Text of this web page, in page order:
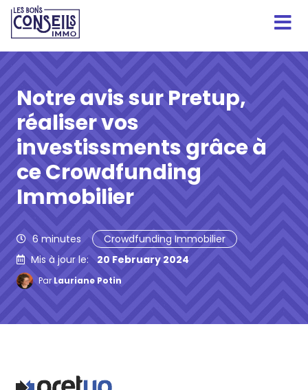
Notre avis sur Pretup,
réaliser vos
investissments grâce à
ce Crowdfunding
Immobilier
6 minutes
Crowdfunding Immobilier
Mis à jour le:
20 February 2024
ParLauriane Potin